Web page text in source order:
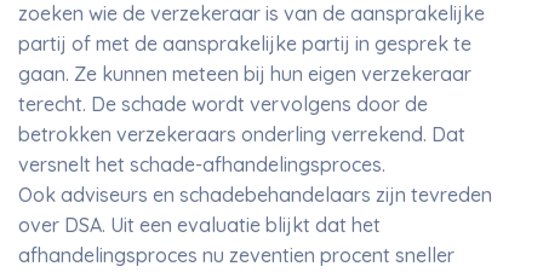
zoeken wie de verzekeraar is van de aansprakelijke
partij of met de aansprakelijke partij in gesprek te
gaan. Ze kunnen meteen bij hun eigen verzekeraar
terecht. De schade wordt vervolgens door de
betrokken verzekeraars onderling verrekend. Dat
versnelt het schade-afhandelingsproces.
Ook adviseurs en schadebehandelaars zijn tevreden
over DSA. Uit een evaluatie blijkt dat het
afhandelingsproces nu zeventien procent sneller